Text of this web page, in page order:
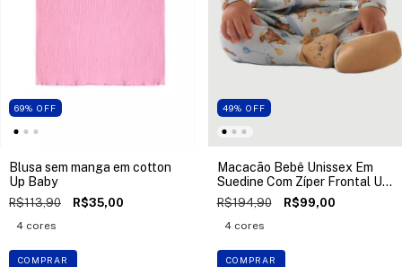
69% OFF
Blusa sem manga em cotton
Up Baby
R$113,90 R$35,00
4 cores
COMPRAR
49% OFF
Macacão Bebê Unissex Em
Suedine Com Zíper Frontal Up
Baby
R$194,90 R$99,00
4 cores
COMPRAR